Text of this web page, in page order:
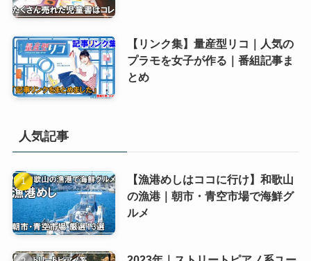
【リンク集】量産型リコ｜人気の
プラモを女子が作る｜番組記事ま
とめ
人気記事
【漁港めしはココに行け】和歌山
の漁港｜朝市・青空市場で海鮮グ
ルメ